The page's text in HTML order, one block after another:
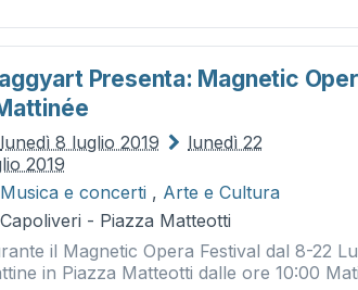
Presenta: Magnetic
lunedì 8 luglio 2019
lunedì 22
2019
Musica e concerti , Arte e Cultura
Capoliveri - Piazza Matteotti
il Magnetic Opera Festival dal 8-22
in Piazza Matteotti dalle ore 10:00